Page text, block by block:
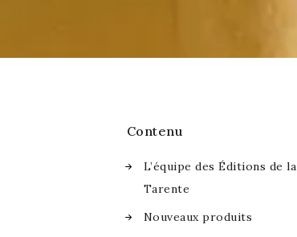
Contenu
L’équipe des Éditions de la
Tarente
Nouveaux produits